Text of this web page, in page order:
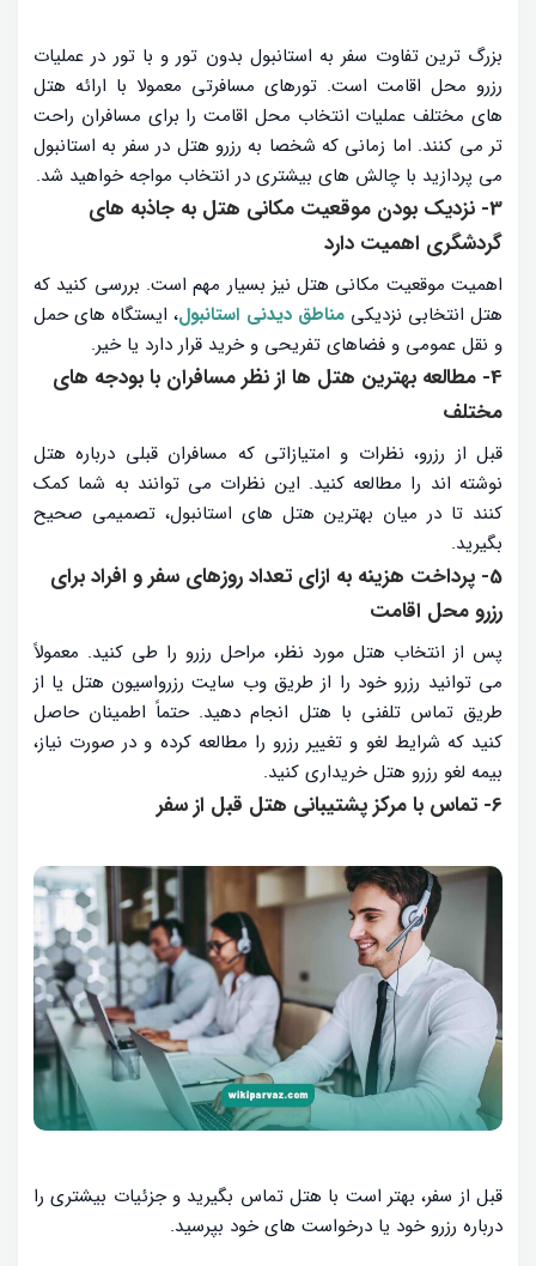
بزرگ ترین تفاوت سفر به استانبول بدون تور و با تور در عملیات
رزرو محل اقامت است. تورهای مسافرتی معمولا با ارائه هتل
های مختلف عملیات انتخاب محل اقامت را برای مسافران راحت
تر می کنند. اما زمانی که شخصا به رزرو هتل در سفر به استانبول
می پردازید با چالش های بیشتری در انتخاب مواجه خواهید شد.
3- نزدیک بودن موقعیت مکانی هتل به جاذبه های
گردشگری اهمیت دارد
اهمیت موقعیت مکانی هتل نیز بسیار مهم است. بررسی کنید که
هتل انتخابی نزدیکیمناطق دیدنی استانبول، ایستگاه‌ های حمل
و نقل عمومی و فضاهای تفریحی و خرید قرار دارد یا خیر.
4- مطالعه بهترین هتل ها از نظر مسافران با بودجه های
مختلف
قبل از رزرو، نظرات و امتیازاتی که مسافران قبلی درباره هتل
نوشته ‌اند را مطالعه کنید. این نظرات می ‌توانند به شما کمک
کنند تا در میان بهترین هتل های استانبول، تصمیمی صحیح
بگیرید.
5- پرداخت هزینه به ازای تعداد روزهای سفر و افراد برای
رزرو محل اقامت
پس از انتخاب هتل مورد نظر، مراحل رزرو را طی کنید. معمولاً
می ‌توانید رزرو خود را از طریق وب‌ سایت رزرواسیون هتل یا از
طریق تماس تلفنی با هتل انجام دهید. حتماً اطمینان حاصل
کنید که شرایط لغو و تغییر رزرو را مطالعه کرده و در صورت نیاز،
بیمه لغو رزرو هتل خریداری کنید.
6- تماس با مرکز پشتیبانی هتل قبل از سفر
قبل از سفر، بهتر است با هتل تماس بگیرید و جزئیات بیشتری را
درباره رزرو خود یا درخواست ‌های خود بپرسید.